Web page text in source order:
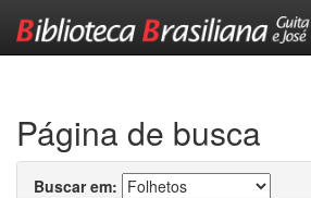
Página de busca
Buscar em: